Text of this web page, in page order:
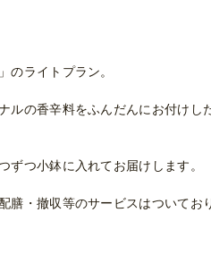
のライトプラン。
の香辛料をふんだんにお付けし
ずつ小鉢に入れてお届けします。
・撤収等のサービスはついてお